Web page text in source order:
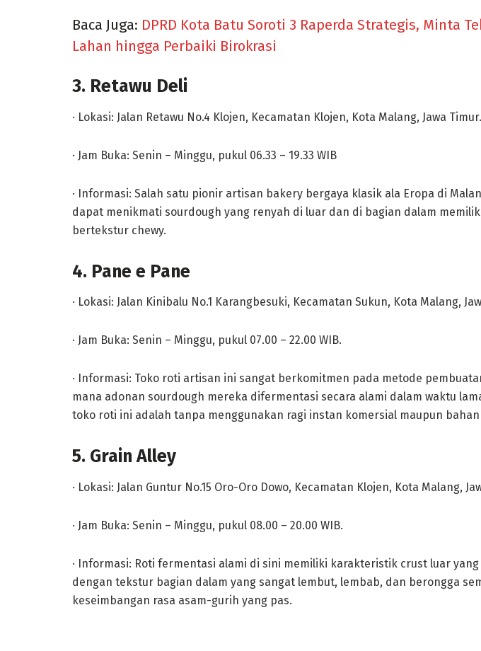
Baca Juga: DPRD Kota Batu Soroti 3 Raperda Strategis, Minta
Lahan hingga Perbaiki Birokrasi
3. Retawu Deli
· Lokasi: Jalan Retawu No.4 Klojen, Kecamatan Klojen, Kota Malang, Jawa Timur.
· Jam Buka: Senin – Minggu, pukul 06.33 – 19.33 WIB
· Informasi: Salah satu pionir artisan bakery bergaya klasik ala Eropa di
dapat menikmati sourdough yang renyah di luar dan di bagian dalam
bertekstur chewy.
4. Pane e Pane
· Lokasi: Jalan Kinibalu No.1 Karangbesuki, Kecamatan Sukun, Kota Malang,
· Jam Buka: Senin – Minggu, pukul 07.00 – 22.00 WIB.
· Informasi: Toko roti artisan ini sangat berkomitmen pada metode
mana adonan sourdough mereka difermentasi secara alami dalam waktu
toko roti ini adalah tanpa menggunakan ragi instan komersial maupun
5. Grain Alley
· Lokasi: Jalan Guntur No.15 Oro-Oro Dowo, Kecamatan Klojen, Kota Malang,
· Jam Buka: Senin – Minggu, pukul 08.00 – 20.00 WIB.
· Informasi: Roti fermentasi alami di sini memiliki karakteristik crust luar
dengan tekstur bagian dalam yang sangat lembut, lembab, dan berongga
keseimbangan rasa asam-gurih yang pas.